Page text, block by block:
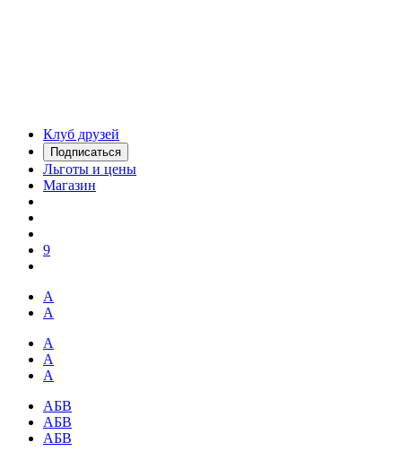
Клуб друзей
Подписаться
Льготы и цены
Магазин
9
А
А
А
А
А
АБВ
АБВ
АБВ